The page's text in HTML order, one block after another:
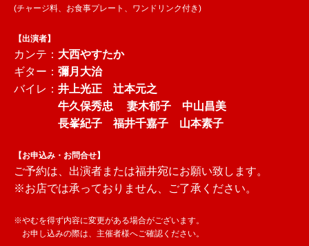
(チャージ料、お食事プレート、ワンドリンク付き)
【出演者】
カンテ： 大西やすたか
ギター： 彌月大治
バイレ： 井上光正 辻本元之
牛久保秀忠 妻木郁子 中山昌美
長峯紀子 福井千嘉子 山本素子
【お申込み・お問合せ】
ご予約は、出演者または福井宛にお願い致します。
※お店では承っておりません、ご了承ください。
※やむを得ず内容に変更がある場合がございます。
お申し込みの際は、主催者様へご確認ください。